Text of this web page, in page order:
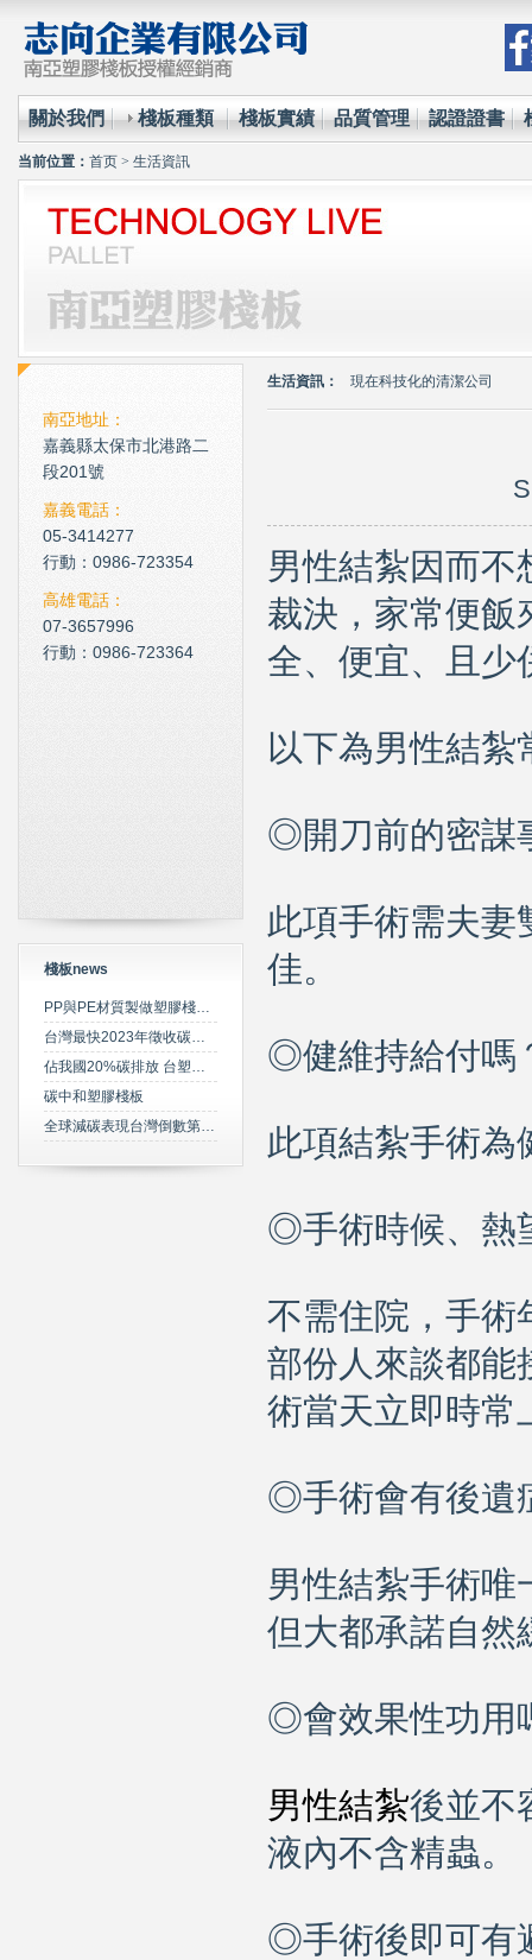
關於我們 棧板種類 棧板實績 品質管理 認證證書
当前位置： 首页 > 生活資訊
南亞地址：
嘉義縣太保市北港路二
段201號
嘉義電話：
05-3414277
行動：0986-723354
高雄電話：
07-3657996
行動：0986-723364
棧板news
PP與PE材質製做塑膠棧板之特性比較
台灣最快2023年徵收碳費 擬定期調升費率
佔我國20%碳排放 台塑規劃2050年達成淨零碳排
碳中和塑膠棧板
全球減碳表現台灣倒數第三 綠委年底提「氣候變遷法」草案雪恥
生活資訊： 現在科技化的清潔公司
環保材質的使用已經成為全
台塑王永慶的傳奇一生與典
現在科技化的清潔公司
雲南臘肉的醃製介紹
心肌梗塞拍打手肘傳言是假
男性結紮因而不
裁決，家常便飯
全、便宜、且少
以下為男性結紮
◎開刀前的密謀
此項手術需夫妻
佳。
◎健維持給付嗎
此項結紮手術為
◎手術時候、熱
不需住院，手術
部份人來談都能
術當天立即時常
◎手術會有後遺
男性結紮手術唯
但大都承諾自然
◎會效果性功用
男性結紮後並不
液內不含精蟲。
◎手術後即可有